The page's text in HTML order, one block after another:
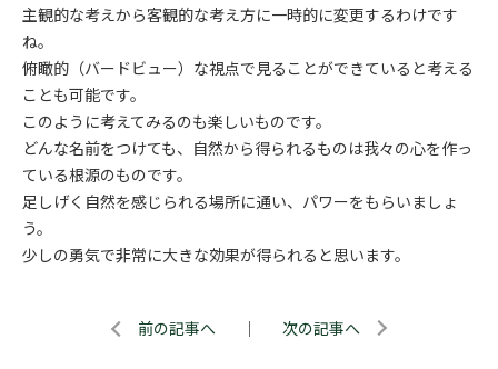
主観的な考えから客観的な考え方に一時的に変更するわけです
ね。
俯瞰的（バードビュー）な視点で見ることができていると考える
ことも可能です。
このように考えてみるのも楽しいものです。
どんな名前をつけても、自然から得られるものは我々の心を作っ
ている根源のものです。
足しげく自然を感じられる場所に通い、パワーをもらいましょ
う。
少しの勇気で非常に大きな効果が得られると思います。
前の記事へ ｜ 次の記事へ